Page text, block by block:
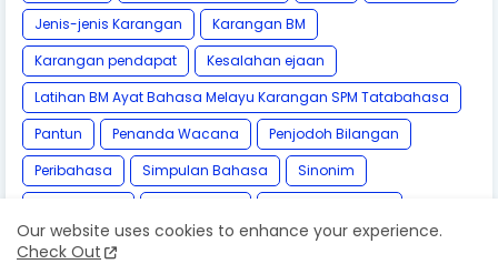
Jenis-jenis Karangan
Karangan BM
Karangan pendapat
Kesalahan ejaan
Latihan BM Ayat Bahasa Melayu Karangan SPM Tatabahasa
Pantun
Penanda Wacana
Penjodoh Bilangan
Peribahasa
Simpulan Bahasa
Sinonim
Our website uses cookies to enhance your experience.
Check Out